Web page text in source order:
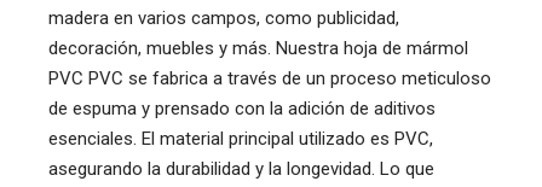
madera en varios campos, como publicidad,
decoración, muebles y más. Nuestra hoja de mármol
PVC PVC se fabrica a través de un proceso meticuloso
de espuma y prensado con la adición de aditivos
esenciales. El material principal utilizado es PVC,
asegurando la durabilidad y la longevidad. Lo que